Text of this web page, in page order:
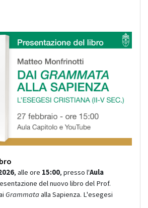
, alle ore 15:00, presso l'Aula
del nuovo libro del Prof.
Grammataalla Sapienza. L'esegesi